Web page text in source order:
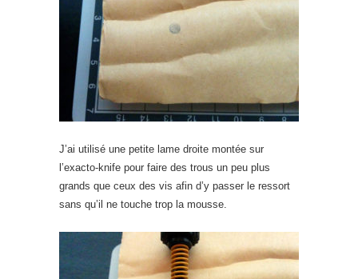
J’ai utilisé une petite lame droite montée sur
l’exacto-knife pour faire des trous un peu plus
grands que ceux des vis afin d’y passer le ressort
sans qu’il ne touche trop la mousse.